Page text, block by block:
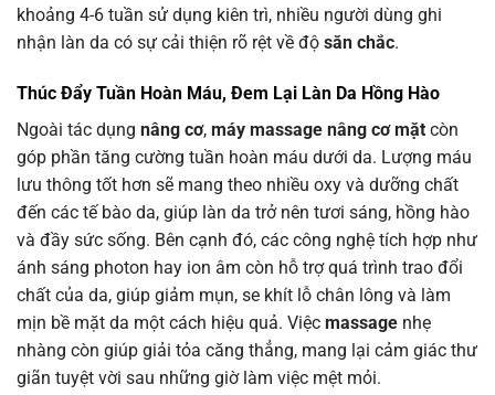
khoảng 4-6 tuần sử dụng kiên trì, nhiều người dùng ghi
nhận làn da có sự cải thiện rõ rệt về độ săn chắc.
Thúc Đẩy Tuần Hoàn Máu, Đem Lại Làn Da Hồng Hào
Ngoài tác dụng nâng cơ, máy massage nâng cơ mặt còn
góp phần tăng cường tuần hoàn máu dưới da. Lượng máu
lưu thông tốt hơn sẽ mang theo nhiều oxy và dưỡng chất
đến các tế bào da, giúp làn da trở nên tươi sáng, hồng hào
và đầy sức sống. Bên cạnh đó, các công nghệ tích hợp như
ánh sáng photon hay ion âm còn hỗ trợ quá trình trao đổi
chất của da, giúp giảm mụn, se khít lỗ chân lông và làm
mịn bề mặt da một cách hiệu quả. Việc massage nhẹ
nhàng còn giúp giải tỏa căng thẳng, mang lại cảm giác thư
giãn tuyệt vời sau những giờ làm việc mệt mỏi.